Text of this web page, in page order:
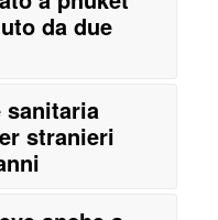
da due
sanitaria
stranieri